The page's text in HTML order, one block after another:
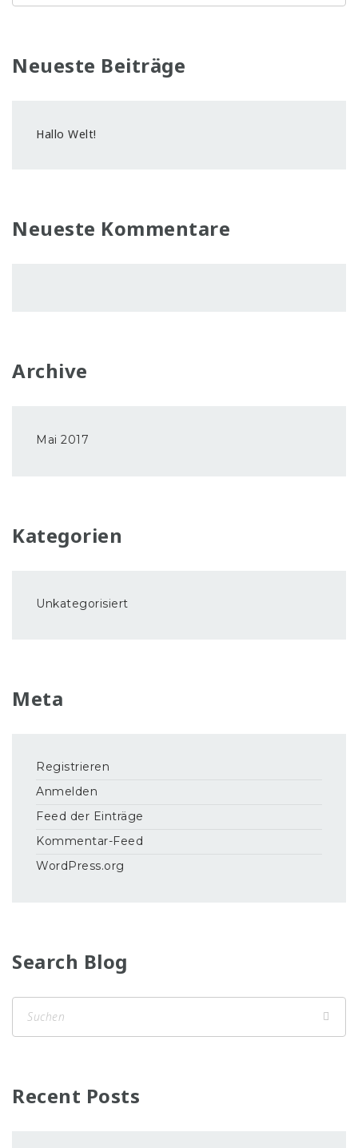
Neueste Beiträge
Hallo Welt!
Neueste Kommentare
Archive
Mai 2017
Kategorien
Unkategorisiert
Meta
Registrieren
Anmelden
Feed der Einträge
Kommentar-Feed
WordPress.org
Search Blog
Recent Posts